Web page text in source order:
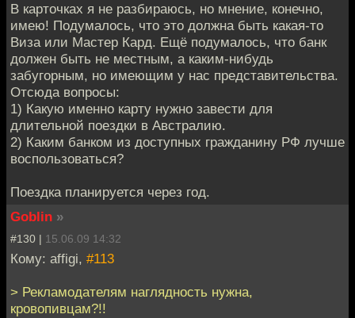
В карточках я не разбираюсь, но мнение, конечно,
имею! Подумалось, что это должна быть какая-то
Виза или Мастер Кард. Ещё подумалось, что банк
должен быть не местным, а каким-нибудь
забугорным, но имеющим у нас представительства.
Отсюда вопросы:
1) Какую именно карту нужно завести для
длительной поездки в Австралию.
2) Каким банком из доступных гражданину РФ лучше
воспользоваться?
Поездка планируется через год.
Goblin »
#130 | 15.06.09 14:32
Кому: affigi, #113
> Рекламодателям наглядность нужна,
кровопивцам?!!